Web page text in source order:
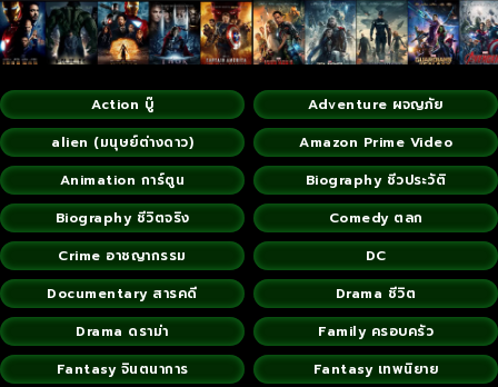
Action บู๊
Adventure ผจญภัย
alien (มนุษย์ต่างดาว)
Amazon Prime Video
Animation การ์ตูน
Biography ชีวประวัติ
Biography ชีวิตจริง
Comedy ตลก
Crime อาชญากรรม
DC
Documentary สารคดี
Drama ชีวิต
Drama ดราม่า
Family ครอบครัว
Fantasy จินตนาการ
Fantasy เทพนิยาย